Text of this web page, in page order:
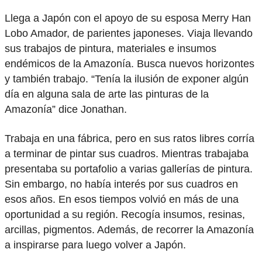
Llega a Japón con el apoyo de su esposa Merry Han
Lobo Amador, de parientes japoneses. Viaja llevando
sus trabajos de pintura, materiales e insumos
endémicos de la Amazonía. Busca nuevos horizontes
y también trabajo. “Tenía la ilusión de exponer algún
día en alguna sala de arte las pinturas de la
Amazonía” dice Jonathan.
Trabaja en una fábrica, pero en sus ratos libres corría
a terminar de pintar sus cuadros. Mientras trabajaba
presentaba su portafolio a varias gallerías de pintura.
Sin embargo, no había interés por sus cuadros en
esos años. En esos tiempos volvió en más de una
oportunidad a su región. Recogía insumos, resinas,
arcillas, pigmentos. Además, de recorrer la Amazonía
a inspirarse para luego volver a Japón.